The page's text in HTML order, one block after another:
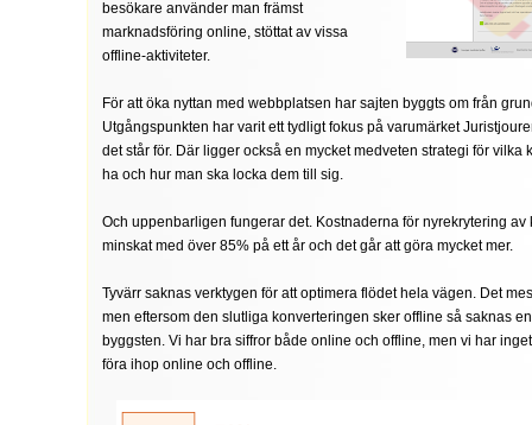
besökare använder man främst
marknadsföring online, stöttat av vissa
offline-aktiviteter.
För att öka nyttan med webbplatsen har sajten byggts om från
Utgångspunkten har varit ett tydligt fokus på varumärket
det står för. Där ligger också en mycket medveten strategi för vilka
ha och hur man ska locka dem till sig.
Och uppenbarligen fungerar det. Kostnaderna för nyrekrytering av
minskat med över 85% på ett år och det går att göra mycket mer.
Tyvärr saknas verktygen för att optimera flödet hela vägen. Det
men eftersom den slutliga konverteringen sker offline så saknas
byggsten. Vi har bra siffror både online och offline, men vi har
föra ihop online och offline.